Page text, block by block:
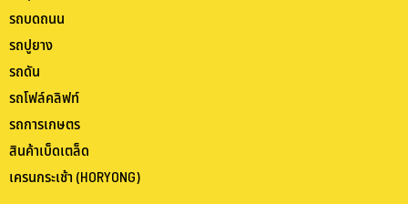
รถบดถนน
รถปูยาง
รถดัน
รถโฟล์คลิฟท์
รถการเกษตร
สินค้าเบ็ดเตล็ด
เครนกระเช้า (HORYONG)